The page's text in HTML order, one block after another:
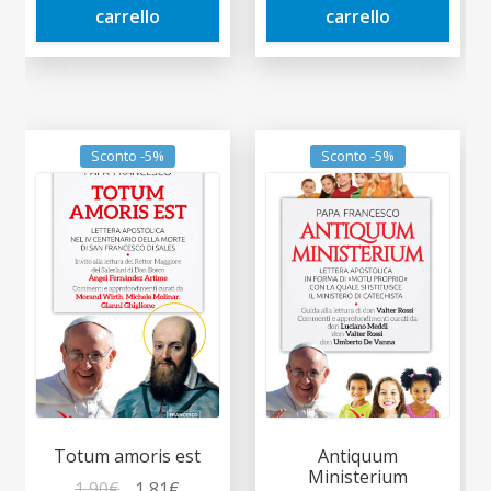
carrello
carrello
Sconto -5%
Totum amoris est
Sconto -5%
Antiquum
Ministerium